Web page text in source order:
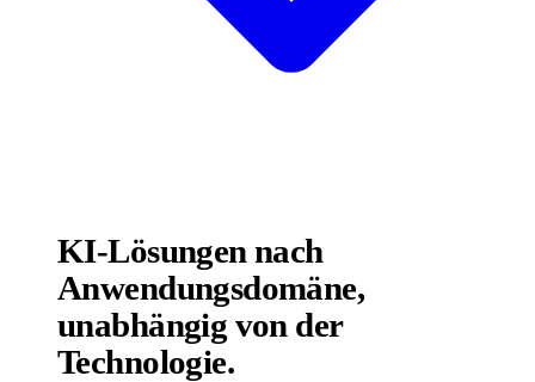
KI-Lösungen nach
Anwendungsdomäne,
unabhängig von der
Technologie.